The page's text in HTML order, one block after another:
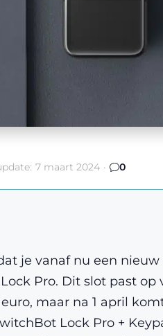
7 maart 2024 · 0
je vanaf nu een
Pro. Dit slot past
maar na 1 april
Lock Pro +